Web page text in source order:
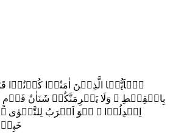
یٰۤاَیُّہَا الَّذِیۡنَ اٰمَنُوۡا کُوۡنُوۡا
بِالۡقِسۡطِ ۫ وَلَا یَجۡرِمَنَّکُمۡ شَنَاٰنُ قَوۡمٍ
اِعۡدِلُوۡا ۟ ہُوَ اَقۡرَبُ لِلتَّقۡوٰی